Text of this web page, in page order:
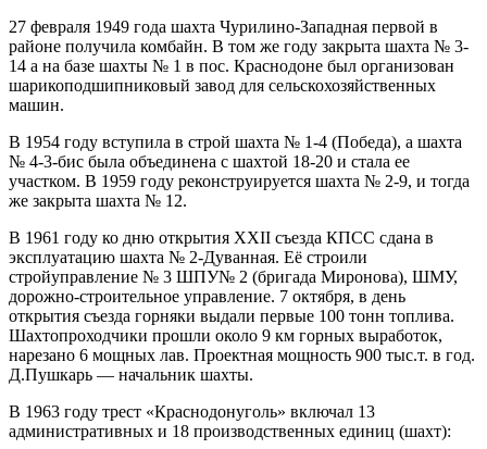
27 февраля 1949 года шахта Чурилино-Западная первой в
районе получила комбайн. В том же году закрыта шахта № 3-
14 а на базе шахты № 1 в пос. Краснодоне был организован
шарикоподшипниковый завод для сельскохозяйственных
машин.
В 1954 году вступила в строй шахта № 1-4 (Победа), а шахта
№ 4-3-бис была объединена с шахтой 18-20 и стала ее
участком. В 1959 году реконструируется шахта № 2-9, и тогда
же закрыта шахта № 12.
В 1961 году ко дню открытия ХХII съезда КПСС сдана в
эксплуатацию шахта № 2-Дуванная. Её строили
стройуправление № 3 ШПУ№ 2 (бригада Миронова), ШМУ,
дорожно-строительное управление. 7 октября, в день
открытия съезда горняки выдали первые 100 тонн топлива.
Шахтопроходчики прошли около 9 км горных выработок,
нарезано 6 мощных лав. Проектная мощность 900 тыс.т. в год.
Д.Пушкарь — начальник шахты.
В 1963 году трест «Краснодонуголь» включал 13
административных и 18 производственных единиц (шахт):